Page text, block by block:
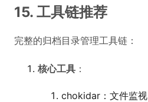
15. 工具链推荐
完整的归档目录管理工具链：
核心工具 ：
chokidar：文件监视